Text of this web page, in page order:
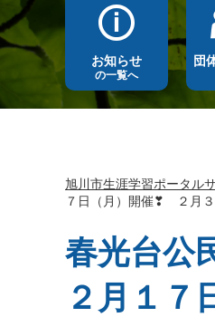
お知らせ
の一覧へ
団
旭川市生涯学習ポータル
７日（月）開催❣ ２月
春光台公
２月１